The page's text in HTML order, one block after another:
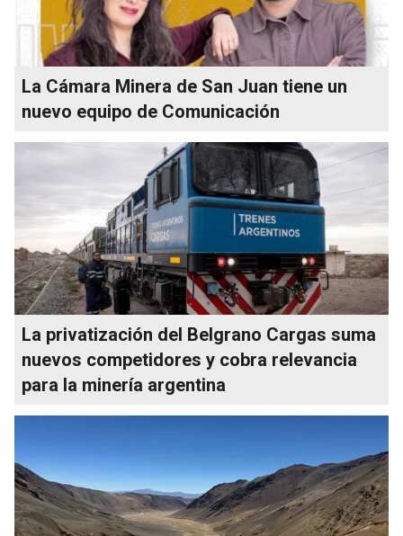
La Cámara Minera de San Juan tiene un
nuevo equipo de Comunicación
La privatización del Belgrano Cargas suma
nuevos competidores y cobra relevancia
para la minería argentina